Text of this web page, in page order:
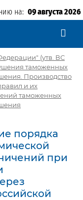
на: 09 августа 2026
(утв. ВС
таможенных
Производство
и их
таможенных
порядка
при